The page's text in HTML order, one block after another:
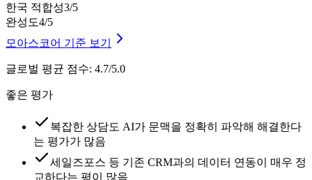
한국 적합성3/5
완성도4/5
모아스코어 기준 보기
글로벌 평균 점수: 4.7/5.0
좋은 평가
복잡한 상담도 AI가 문맥을 정확히 파악해 해결한다
는 평가가 많음
세일즈포스 등 기존 CRM과의 데이터 연동이 매우 정
교하다는 평이 많음